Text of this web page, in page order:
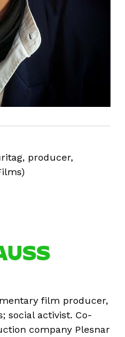
producer,
film producer,
social activist. Co-
company Plesnar